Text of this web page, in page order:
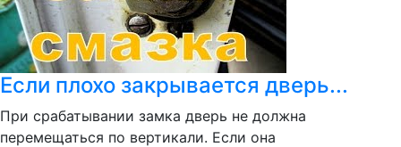
Если плохо закрывается дверь...
При срабатывании замка дверь не должна
перемещаться по вертикали. Если она